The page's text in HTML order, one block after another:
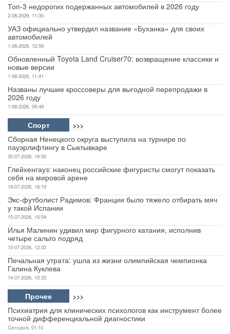
Топ-3 недорогих подержанных автомобилей в 2026 году
2-08-2026, 11:30
УАЗ официально утвердил название «Буханка» для своих
автомобилей
1-08-2026, 12:59
Обновленный Toyota Land Cruiser70: возвращение классики и
новые версии
1-08-2026, 11:41
Названы лучшие кроссоверы для выгодной перепродажи в
2026 году
1-08-2026, 09:49
Спорт >>>
Сборная Ненецкого округа выступила на турнире по
пауэрлифтингу в Сыктывкаре
30-07-2026, 19:50
Глейхенгауз: наконец российские фигуристы смогут показать
себя на мировой арене
19-07-2026, 18:19
Экс-футболист Радимов: Франции было тяжело отбирать мяч
у такой Испании
15-07-2026, 15:54
Илья Малинин удивил мир фигурного катания, исполнив
четыре сальто подряд
15-07-2026, 12:33
Печальная утрата: ушла из жизни олимпийская чемпионка
Галина Куклева
14-07-2026, 10:33
Прочее >>>
Психиатрия для клинических психологов как инструмент более
точной дифференциальной диагностики
Сегодня, 01:10